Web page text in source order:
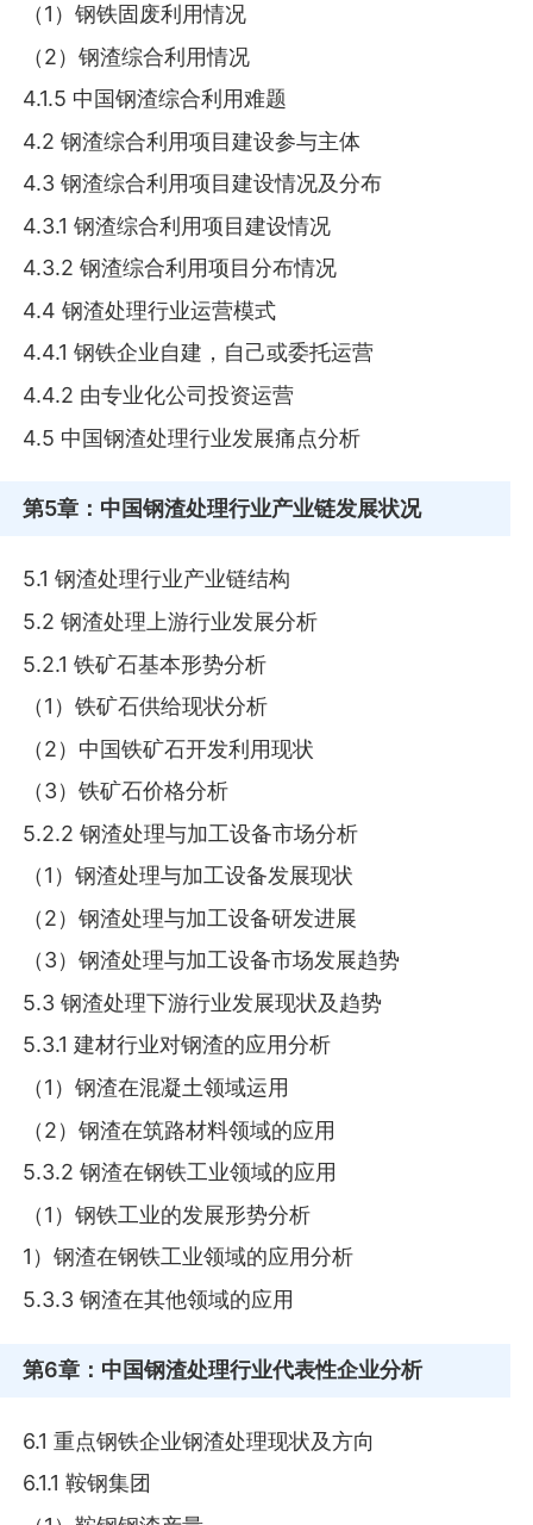
（1）钢铁固废利用情况
（2）钢渣综合利用情况
4.1.5 中国钢渣综合利用难题
4.2 钢渣综合利用项目建设参与主体
4.3 钢渣综合利用项目建设情况及分布
4.3.1 钢渣综合利用项目建设情况
4.3.2 钢渣综合利用项目分布情况
4.4 钢渣处理行业运营模式
4.4.1 钢铁企业自建，自己或委托运营
4.4.2 由专业化公司投资运营
4.5 中国钢渣处理行业发展痛点分析
第5章 ：中国钢渣处理行业产业链发展状况
5.1 钢渣处理行业产业链结构
5.2 钢渣处理上游行业发展分析
5.2.1 铁矿石基本形势分析
（1）铁矿石供给现状分析
（2）中国铁矿石开发利用现状
（3）铁矿石价格分析
5.2.2 钢渣处理与加工设备市场分析
（1）钢渣处理与加工设备发展现状
（2）钢渣处理与加工设备研发进展
（3）钢渣处理与加工设备市场发展趋势
5.3 钢渣处理下游行业发展现状及趋势
5.3.1 建材行业对钢渣的应用分析
（1）钢渣在混凝土领域运用
（2）钢渣在筑路材料领域的应用
5.3.2 钢渣在钢铁工业领域的应用
（1）钢铁工业的发展形势分析
1）钢渣在钢铁工业领域的应用分析
5.3.3 钢渣在其他领域的应用
第6章 ：中国钢渣处理行业代表性企业分析
6.1 重点钢铁企业钢渣处理现状及方向
6.1.1 鞍钢集团